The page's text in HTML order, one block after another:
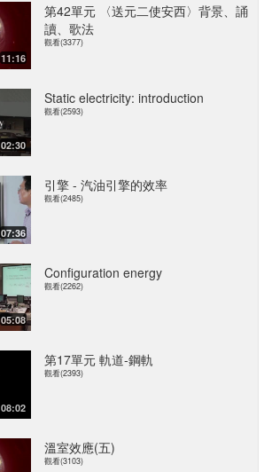
11:16
第42單元 〈送元二使安西〉背景、誦
讀、歌法
觀看(3377)
02:30
Static electricity: introduction
觀看(2593)
07:36
引擎 - 汽油引擎的效率
觀看(2485)
05:08
Configuration energy
觀看(2262)
08:02
第17單元 軌道-鋼軌
觀看(2393)
溫室效應(五)
觀看(3103)